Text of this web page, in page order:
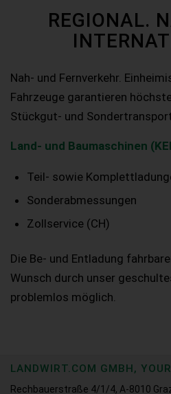
REGIONAL.
Nah- und Fernverkehr.
Fahrzeuge garantieren
Stückgut- und
Land- und Baumaschinen
Teil- sowie
Sonderabmessungen
Zollservice (CH)
Die Be- und Entladung
Wunsch durch unser
problemlos möglich.
LANDWIRT.COM GMBH,
Rechbauerstraße 4/1/4, A-8010